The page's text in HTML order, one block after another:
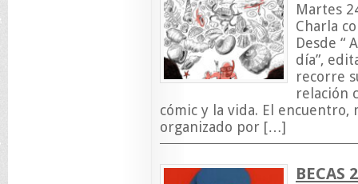
Martes
Charla
Desde “
día”,
recorre
relación
cómic y la vida. El
organizado por […]
BECAS